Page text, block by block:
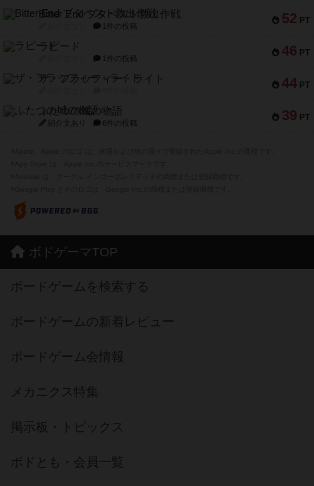
52 PT
Bitter End ブタペスト救出作戦
1件の投稿
46 PT
ラピード
1件の投稿
44 PT
ザ・フラッフィー・ライト
39 PT
ふたつの城の物語
紹介文あり 6件の投稿
ボドゲーマTOP
ボードゲームを検索する
ボードゲームの新着レビュー
ボードゲーム会情報
メカニクス特集
掲示板・トピックス
ボドとも・会員一覧